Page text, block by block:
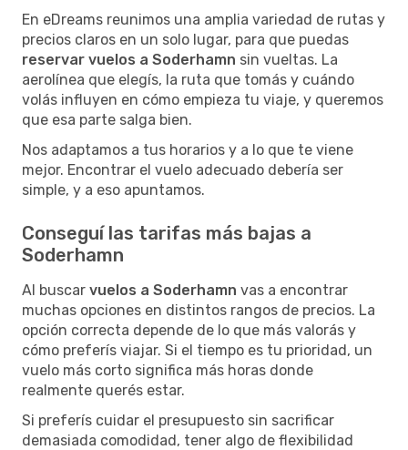
En eDreams reunimos una amplia variedad de rutas y
precios claros en un solo lugar, para que puedas
reservar vuelos a Soderhamn sin vueltas. La
aerolínea que elegís, la ruta que tomás y cuándo
volás influyen en cómo empieza tu viaje, y queremos
que esa parte salga bien.
Nos adaptamos a tus horarios y a lo que te viene
mejor. Encontrar el vuelo adecuado debería ser
simple, y a eso apuntamos.
Conseguí las tarifas más bajas a
Soderhamn
Al buscar vuelos a Soderhamn vas a encontrar
muchas opciones en distintos rangos de precios. La
opción correcta depende de lo que más valorás y
cómo preferís viajar. Si el tiempo es tu prioridad, un
vuelo más corto significa más horas donde
realmente querés estar.
Si preferís cuidar el presupuesto sin sacrificar
demasiada comodidad, tener algo de flexibilidad